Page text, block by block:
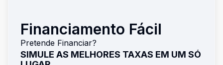
Financiamento Fácil
Pretende Financiar?
SIMULE AS MELHORES TAXAS EM UM SÓ